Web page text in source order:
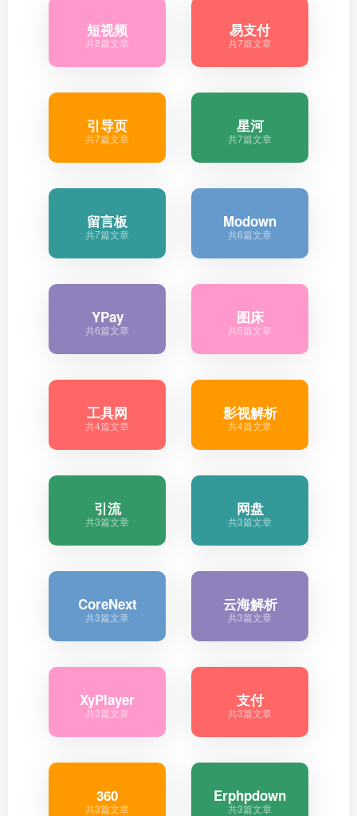
短视频
共8篇文章
易支付
共7篇文章
引导页
共7篇文章
星河
共7篇文章
留言板
共7篇文章
Modown
共6篇文章
YPay
共6篇文章
图床
共5篇文章
工具网
共4篇文章
影视解析
共4篇文章
引流
共3篇文章
网盘
共3篇文章
CoreNext
共3篇文章
云海解析
共3篇文章
XyPlayer
共3篇文章
支付
共3篇文章
360
共3篇文章
Erphpdown
共3篇文章